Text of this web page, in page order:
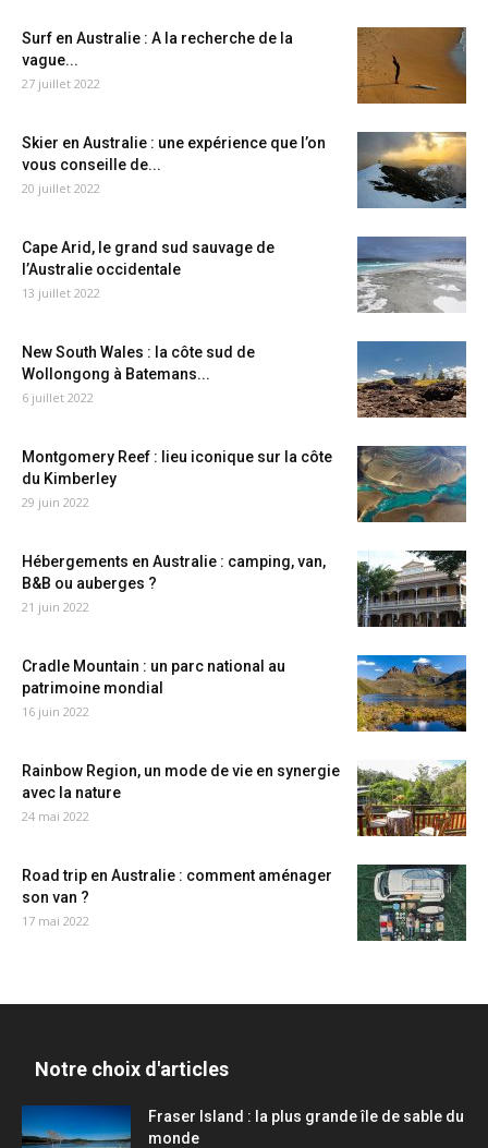
Surf en Australie : A la recherche de la
vague...
27 juillet 2022
Skier en Australie : une expérience que l’on
vous conseille de...
20 juillet 2022
Cape Arid, le grand sud sauvage de
l’Australie occidentale
13 juillet 2022
New South Wales : la côte sud de
Wollongong à Batemans...
6 juillet 2022
Montgomery Reef : lieu iconique sur la côte
du Kimberley
29 juin 2022
Hébergements en Australie : camping, van,
B&B ou auberges ?
21 juin 2022
Cradle Mountain : un parc national au
patrimoine mondial
16 juin 2022
Rainbow Region, un mode de vie en synergie
avec la nature
24 mai 2022
Road trip en Australie : comment aménager
son van ?
17 mai 2022
Notre choix d'articles
Fraser Island : la plus grande île de sable du
monde